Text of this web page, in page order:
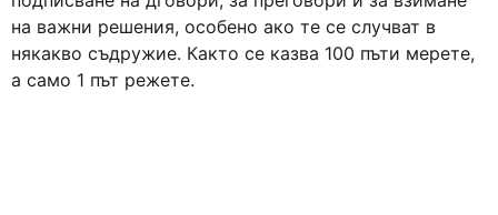
на важни решения, особено ако те се случват в
някакво съдружие. Както се казва 100 пъти мерете,
а само 1 път режете.